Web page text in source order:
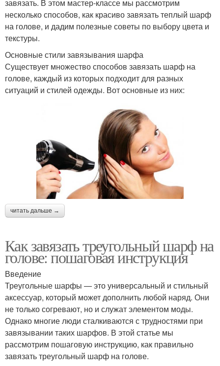
завязать. В этом мастер-классе мы рассмотрим
несколько способов, как красиво завязать теплый шарф
на голове, и дадим полезные советы по выбору цвета и
текстуры.
Основные стили завязывания шарфа
Существует множество способов завязать шарф на
голове, каждый из которых подходит для разных
ситуаций и стилей одежды. Вот основные из них:
читать дальше →
Как завязать треугольный шарф на
голове: пошаговая инструкция
Введение
Треугольные шарфы — это универсальный и стильный
аксессуар, который может дополнить любой наряд. Они
не только согревают, но и служат элементом моды.
Однако многие люди сталкиваются с трудностями при
завязывании таких шарфов. В этой статье мы
рассмотрим пошаговую инструкцию, как правильно
завязать треугольный шарф на голове.